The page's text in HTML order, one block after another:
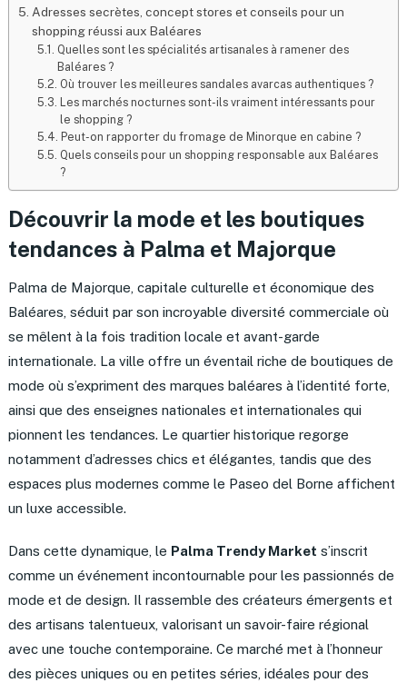
Adresses secrètes, concept stores et conseils pour un
shopping réussi aux Baléares
Quelles sont les spécialités artisanales à ramener des
Baléares ?
Où trouver les meilleures sandales avarcas authentiques ?
Les marchés nocturnes sont-ils vraiment intéressants pour
le shopping ?
Peut-on rapporter du fromage de Minorque en cabine ?
Quels conseils pour un shopping responsable aux Baléares
?
Découvrir la mode et les boutiques
tendances à Palma et Majorque
Palma de Majorque, capitale culturelle et économique des
Baléares, séduit par son incroyable diversité commerciale où
se mêlent à la fois tradition locale et avant-garde
internationale. La ville offre un éventail riche de boutiques de
mode où s’expriment des marques baléares à l’identité forte,
ainsi que des enseignes nationales et internationales qui
pionnent les tendances. Le quartier historique regorge
notamment d’adresses chics et élégantes, tandis que des
espaces plus modernes comme le Paseo del Borne affichent
un luxe accessible.
Dans cette dynamique, le Palma Trendy Market s’inscrit
comme un événement incontournable pour les passionnés de
mode et de design. Il rassemble des créateurs émergents et
des artisans talentueux, valorisant un savoir-faire régional
avec une touche contemporaine. Ce marché met à l’honneur
des pièces uniques ou en petites séries, idéales pour des